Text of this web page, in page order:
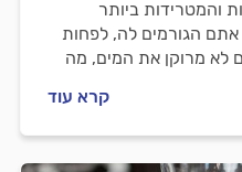
והמטרידות ביותר
הגורמים לה, לפחות
לא מרוקן את המים, מה
קרא עוד